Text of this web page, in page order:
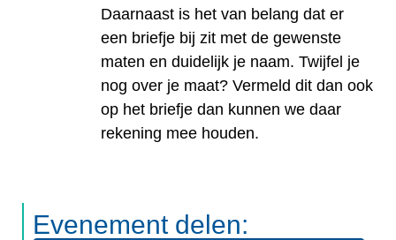
Daarnaast is het van belang dat er
een briefje bij zit met de gewenste
maten en duidelijk je naam. Twijfel je
nog over je maat? Vermeld dit dan ook
op het briefje dan kunnen we daar
rekening mee houden.
Evenement delen: